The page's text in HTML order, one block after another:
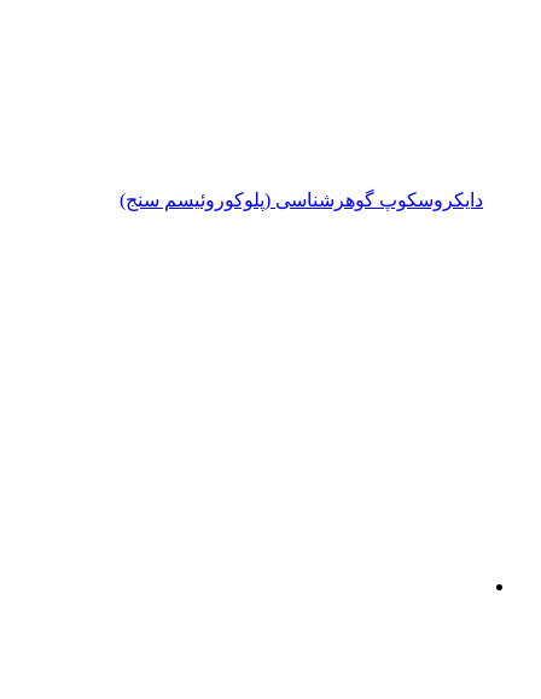
دایکروسکوپ گوهرشناسی (پلوکوروئیسم سنج)